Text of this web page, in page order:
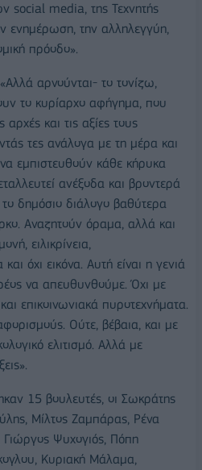
social media, της Τεχνητής
ενημέρωση, την αλληλεγγύη,
πρόοδο».
αρνούνται- το τονίζω,
το κυρίαρχο αφήγημα, που
αρχές και τις αξίες τους
τες ανάλογα με τη μέρα και
εμπιστευθούν κάθε κήρυκα
ανέξοδα και βροντερά
δημόσιο διάλογο βαθύτερα
Αναζητούν όραμα, αλλά και
ειλικρίνεια,
όχι εικόνα. Αυτή είναι η γενιά
να απευθυνθούμε. Όχι με
επικοινωνιακά πυροτεχνήματα.
Ούτε, βέβαια, και με
ελιτισμό. Αλλά με
15 βουλευτές, οι Σωκράτης
Μίλτος Ζαμπάρας, Ρένα
Ψυχογιός, Πόπη
Κυριακή Μάλαμα,